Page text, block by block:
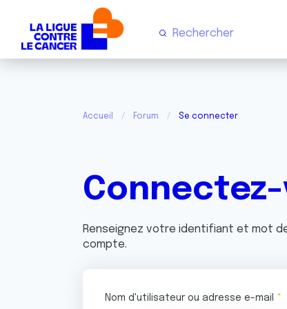
Accueil Forum Se connecter
Renseignez votre identifiant et mot
compte.
Nom d'utilisateur ou adresse e-mail